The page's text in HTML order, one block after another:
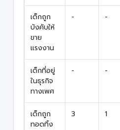
เด็กถูก
บังคับให้
ขาย
แรงงาน
- -
เด็กที่อยู่
ในธุรกิจ
ทางเพศ
- -
เด็กถูก
ทอดทิ้ง
3 1